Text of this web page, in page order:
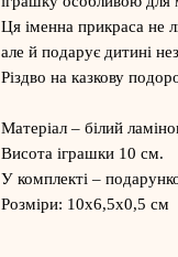
Ця іменна прикраса не
але й подарує дитині
Різдво на казкову
Матеріал – білий
Висота іграшки 10 см.
У комплекті –
Розміри: 10х6,5х0,5 см